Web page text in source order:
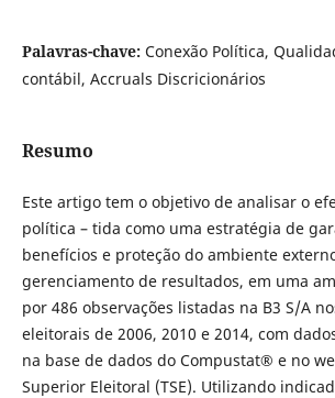
Palavras-chave: Conexão Política,
contábil, Accruals Discricionários
Resumo
Este artigo tem o objetivo de analisar o
política – tida como uma estratégia de
benefícios e proteção do ambiente
gerenciamento de resultados, em uma
por 486 observações listadas na B3 S/A
eleitorais de 2006, 2010 e 2014, com
na base de dados do Compustat® e no
Superior Eleitoral (TSE). Utilizando